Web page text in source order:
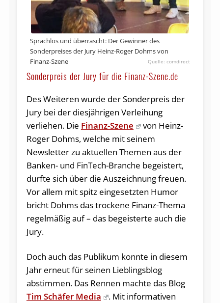
Sprachlos und überrascht: Der Gewinner des
Sonderpreises der Jury Heinz-Roger Dohms von
Finanz-Szene
comdirect
Sonderpreis der Jury für die Finanz-Szene.de
Des Weiteren wurde der Sonderpreis der
Jury bei der diesjährigen Verleihung
verliehen. Die Finanz-Szene
von Heinz-
Roger Dohms, welche mit seinem
Newsletter zu aktuellen Themen aus der
Banken- und FinTech-Branche begeistert,
durfte sich über die Auszeichnung freuen.
Vor allem mit spitz eingesetzten Humor
bricht Dohms das trockene Finanz-Thema
regelmäßig auf – das begeisterte auch die
Jury.
Doch auch das Publikum konnte in diesem
Jahr erneut für seinen Lieblingsblog
abstimmen. Das Rennen machte das Blog
Tim Schäfer Media
. Mit informativen